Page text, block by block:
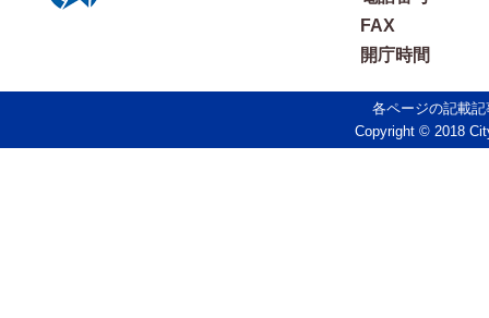
FAX
開庁時間
各ページの記載
Copyright © 2018